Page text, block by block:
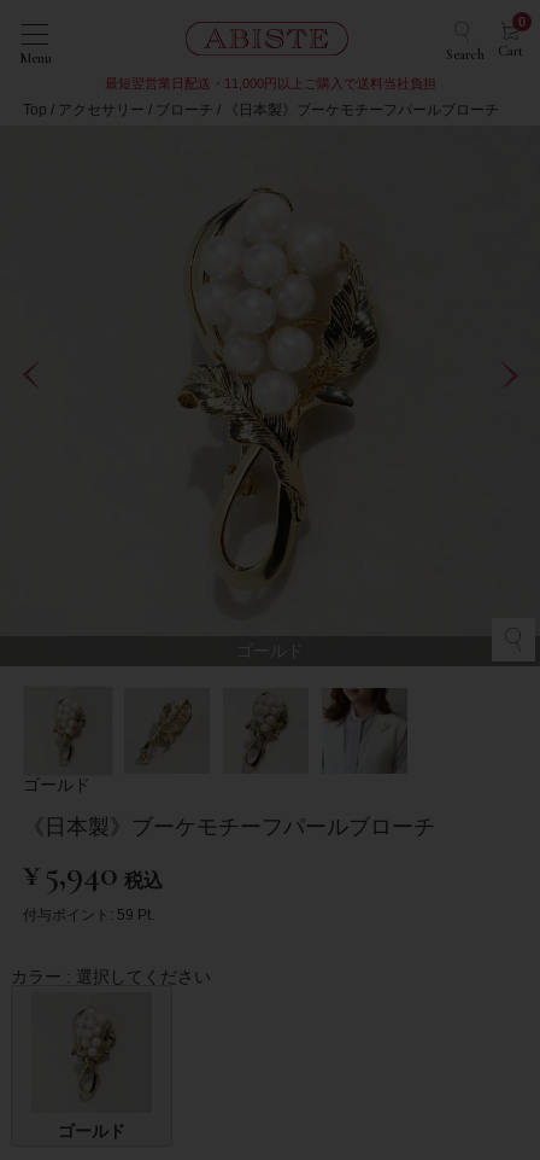
Menu Search Cart
0
最短翌営業日配送・11,000円以上ご購入で送料当社負担
Top アクセサリー ブローチ 《日本製》ブーケモチーフパールブローチ
ゴールド
《日本製》ブーケモチーフパールブローチ
¥5,940 税込
付与ポイント: 59 Pt.
カラー 選択してください
ゴールド